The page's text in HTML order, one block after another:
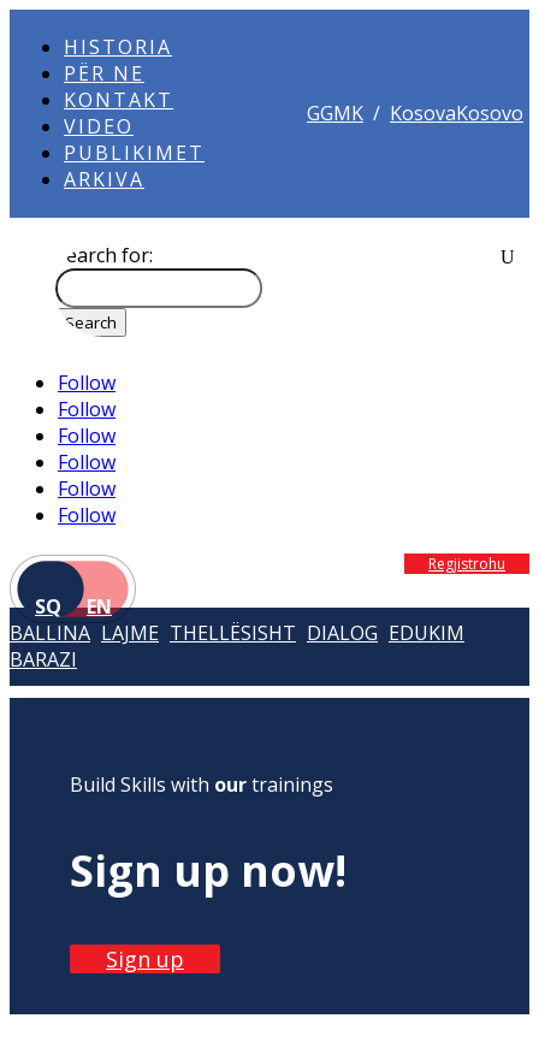
HISTORIA
PËR NE
KONTAKT
VIDEO
PUBLIKIMET
ARKIVA
GGMK / KosovaKosovo
Search for:
Follow
Follow
Follow
Follow
Follow
Follow
SQ EN
Regjistrohu
BALLINA LAJME THELLËSISHT DIALOG EDUKIM
BARAZI
Build Skills with ourtrainings
Sign up now!
Sign up